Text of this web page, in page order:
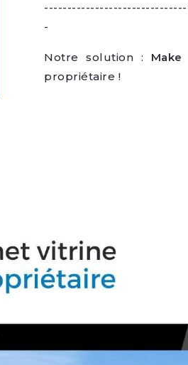
-
Notre solution : Make
propriétaire !